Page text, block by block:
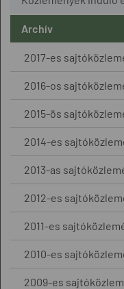
Archív
2017-es
2016-os
2015-ös
2014-es
2013-as
2012-es
2011-es
2010-es
2009-es